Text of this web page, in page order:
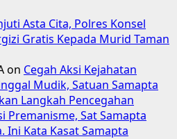
Asta Cita, Polres Konsel
Gratis Kepada Murid Taman
on Cegah Aksi Kejahatan
Mudik, Satuan Samapta
Langkah Pencegahan
Premanisme, Sat Samapta
Ini Kata Kasat Samapta